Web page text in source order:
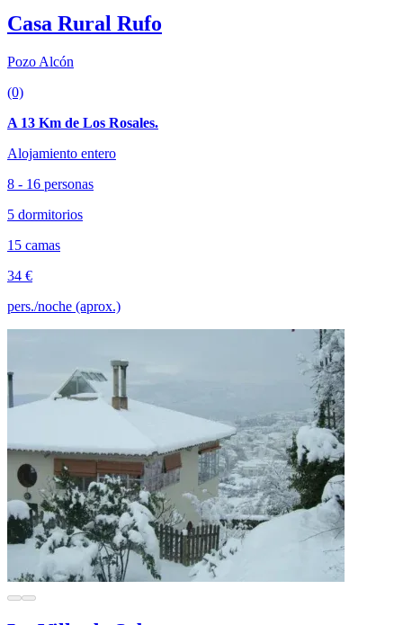
Casa Rural Rufo
Pozo Alcón
(0)
A 13 Km de Los Rosales.
Alojamiento entero
8 - 16 personas
5 dormitorios
15 camas
34 €
pers./noche (aprox.)